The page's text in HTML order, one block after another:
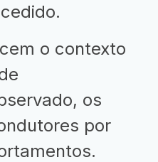
o contexto
os
por